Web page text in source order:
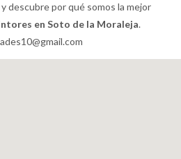
descubre por qué somos la mejor
en Soto de la Moraleja.